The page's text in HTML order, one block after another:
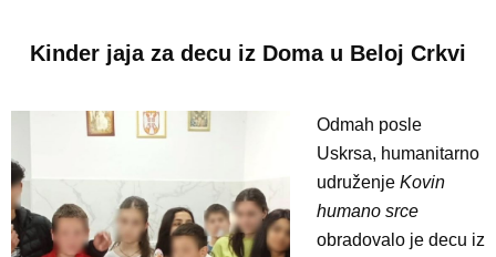
Kinder jaja za decu iz Doma u Beloj Crkvi
Odmah posle
Uskrsa, humanitarno
udruženje Kovin
humano srce
obradovalo je decu iz